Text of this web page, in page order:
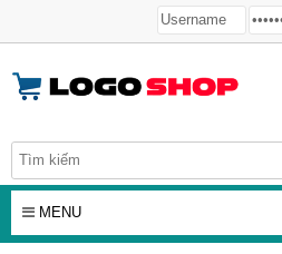
MENU